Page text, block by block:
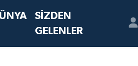
SİZDEN
GELENLER